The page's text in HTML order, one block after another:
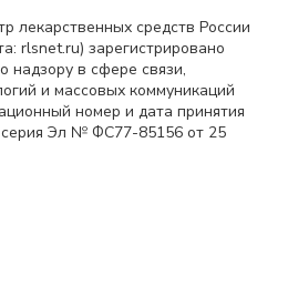
лекарственных средств России
rlsnet.ru) зарегистрировано
надзору в сфере связи,
и массовых коммуникаций
номер и дата принятия
серия Эл № ФС77-85156 от 25